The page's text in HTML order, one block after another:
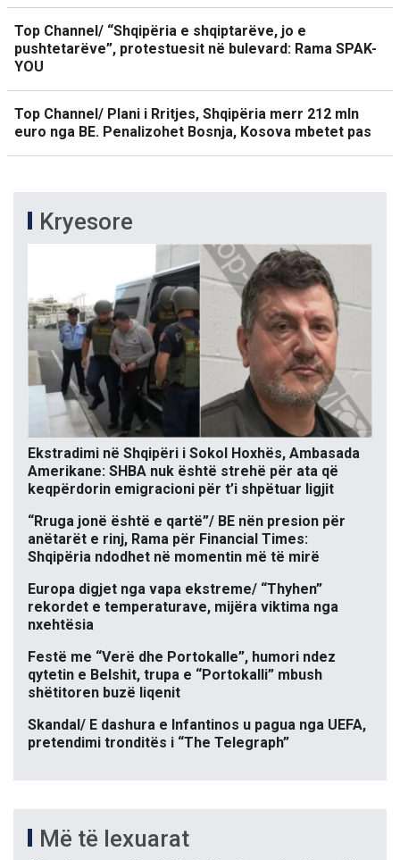
Top Channel/ “Shqipëria e shqiptarëve, jo e
pushtetarëve”, protestuesit në bulevard: Rama SPAK-
YOU
Top Channel/ Plani i Rritjes, Shqipëria merr 212 mln
euro nga BE. Penalizohet Bosnja, Kosova mbetet pas
Kryesore
Ekstradimi në Shqipëri i Sokol Hoxhës, Ambasada
Amerikane: SHBA nuk është strehë për ata që
keqpërdorin emigracioni për t’i shpëtuar ligjit
“Rruga jonë është e qartë”/ BE nën presion për
anëtarët e rinj, Rama për Financial Times:
Shqipëria ndodhet në momentin më të mirë
Europa digjet nga vapa ekstreme/ “Thyhen”
rekordet e temperaturave, mijëra viktima nga
nxehtësia
Festë me “Verë dhe Portokalle”, humori ndez
qytetin e Belshit, trupa e “Portokalli” mbush
shëtitoren buzë liqenit
Skandal/ E dashura e Infantinos u pagua nga UEFA,
pretendimi tronditës i “The Telegraph”
Më të lexuarat